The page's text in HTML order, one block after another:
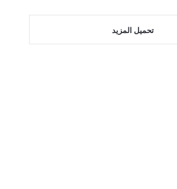
تحميل المزيد